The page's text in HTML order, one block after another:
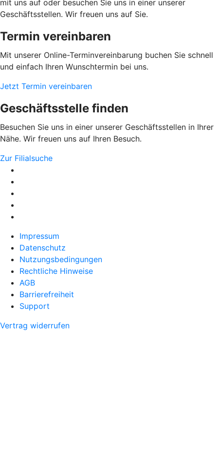
mit uns auf oder besuchen Sie uns in einer unserer
Geschäftsstellen. Wir freuen uns auf Sie.
Termin vereinbaren
Mit unserer Online-Terminvereinbarung buchen Sie schnell
und einfach Ihren Wunschtermin bei uns.
Jetzt Termin vereinbaren
Geschäftsstelle finden
Besuchen Sie uns in einer unserer Geschäftsstellen in Ihrer
Nähe. Wir freuen uns auf Ihren Besuch.
Zur Filialsuche
Impressum
Datenschutz
Nutzungsbedingungen
Rechtliche Hinweise
AGB
Barrierefreiheit
Support
Vertrag widerrufen